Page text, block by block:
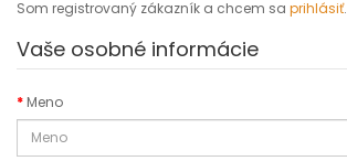
Som registrovaný zákazník a chcem sa prihlásiť.
Vaše osobné informácie
Meno